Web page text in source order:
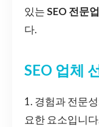
있는SEO 전문
다.
SEO 업체
1. 경험과 전문
요한 요소입니